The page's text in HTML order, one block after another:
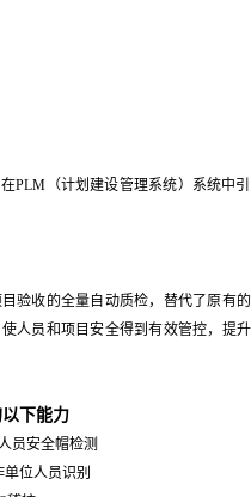
PLM（计划建设管理系统）系统中
验收的全量自动质检，替代了原有
人员和项目安全得到有效管控，提
下能力
安全帽检测
位人员识别